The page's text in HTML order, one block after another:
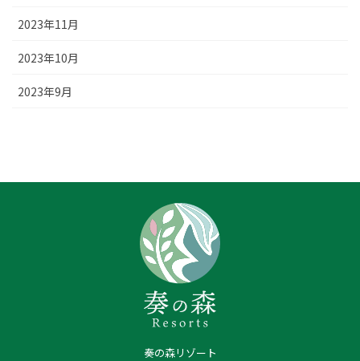
2023年11月
2023年10月
2023年9月
奏の森リゾート